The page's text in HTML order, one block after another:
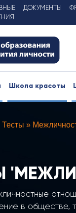
ДОКУМЕНТЫ
Школа красоты
Тесты »
в обществе,